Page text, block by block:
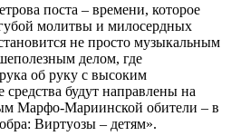
поста – времени, которое
молитвы и милосердных
не просто музыкальным
делом, где
об руку с высоким
будут направлены на
Марфо-Мариинской обители – в
Виртуозы – детям».